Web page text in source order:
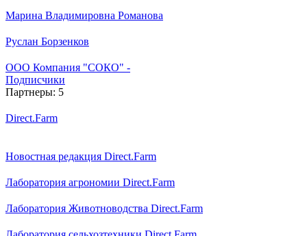
Марина Владимировна Романова
Руслан Борзенков
ООО Компания "СОКО" -
Подписчики
Партнеры: 5
Direct.Farm
Новостная редакция Direct.Farm
Лаборатория агрономии Direct.Farm
Лаборатория Животноводства Direct.Farm